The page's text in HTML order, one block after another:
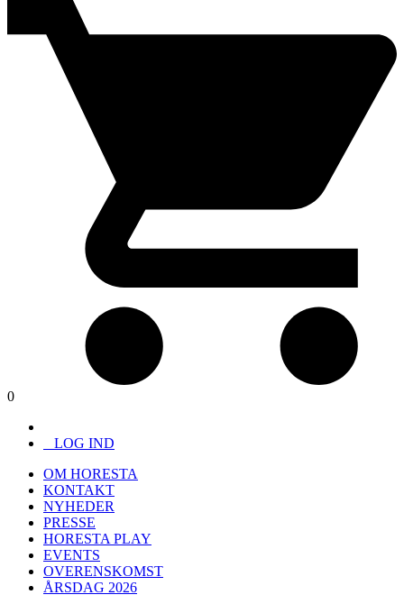
0
LOG IND
OM HORESTA
KONTAKT
NYHEDER
PRESSE
HORESTA PLAY
EVENTS
OVERENSKOMST
ÅRSDAG 2026